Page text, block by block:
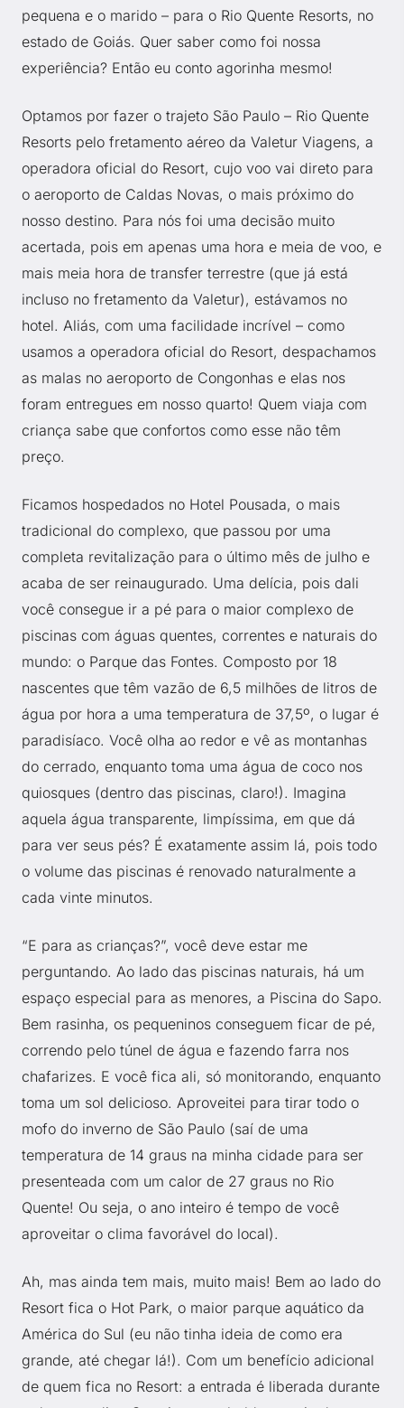
pequena e o marido – para o Rio Quente Resorts, no
estado de Goiás. Quer saber como foi nossa
experiência? Então eu conto agorinha mesmo!
Optamos por fazer o trajeto São Paulo – Rio Quente
Resorts pelo fretamento aéreo da Valetur Viagens, a
operadora oficial do Resort, cujo voo vai direto para
o aeroporto de Caldas Novas, o mais próximo do
nosso destino. Para nós foi uma decisão muito
acertada, pois em apenas uma hora e meia de voo, e
mais meia hora de transfer terrestre (que já está
incluso no fretamento da Valetur), estávamos no
hotel. Aliás, com uma facilidade incrível – como
usamos a operadora oficial do Resort, despachamos
as malas no aeroporto de Congonhas e elas nos
foram entregues em nosso quarto! Quem viaja com
criança sabe que confortos como esse não têm
preço.
Ficamos hospedados no Hotel Pousada, o mais
tradicional do complexo, que passou por uma
completa revitalização para o último mês de julho e
acaba de ser reinaugurado. Uma delícia, pois dali
você consegue ir a pé para o maior complexo de
piscinas com águas quentes, correntes e naturais do
mundo: o Parque das Fontes. Composto por 18
nascentes que têm vazão de 6,5 milhões de litros de
água por hora a uma temperatura de 37,5º, o lugar é
paradisíaco. Você olha ao redor e vê as montanhas
do cerrado, enquanto toma uma água de coco nos
quiosques (dentro das piscinas, claro!). Imagina
aquela água transparente, limpíssima, em que dá
para ver seus pés? É exatamente assim lá, pois todo
o volume das piscinas é renovado naturalmente a
cada vinte minutos.
“E para as crianças?”, você deve estar me
perguntando. Ao lado das piscinas naturais, há um
espaço especial para as menores, a Piscina do Sapo.
Bem rasinha, os pequeninos conseguem ficar de pé,
correndo pelo túnel de água e fazendo farra nos
chafarizes. E você fica ali, só monitorando, enquanto
toma um sol delicioso. Aproveitei para tirar todo o
mofo do inverno de São Paulo (saí de uma
temperatura de 14 graus na minha cidade para ser
presenteada com um calor de 27 graus no Rio
Quente! Ou seja, o ano inteiro é tempo de você
aproveitar o clima favorável do local).
Ah, mas ainda tem mais, muito mais! Bem ao lado do
Resort fica o Hot Park, o maior parque aquático da
América do Sul (eu não tinha ideia de como era
grande, até chegar lá!). Com um benefício adicional
de quem fica no Resort: a entrada é liberada durante